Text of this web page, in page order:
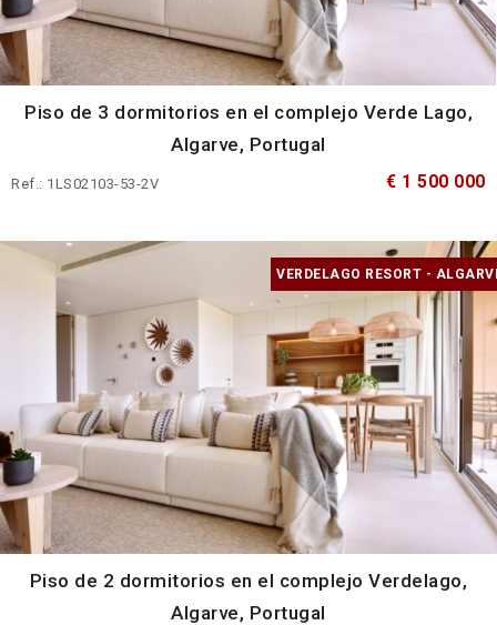
Piso de 3 dormitorios en el complejo Verde Lago,
Algarve, Portugal
Ref.: 1LS02103-53-2V € 1 500 000
VERDELAGO RESORT -
Piso de 2 dormitorios en el complejo Verdelago,
Algarve, Portugal